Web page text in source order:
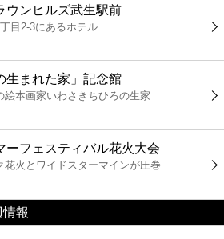
ウンヒルズ武生駅前
目2-3にあるホテル
生まれた家」記念館
絵本画家いわさきちひろの生家
ーフェスティバル花火大会
花火とワイドスターマインが圧巻
報